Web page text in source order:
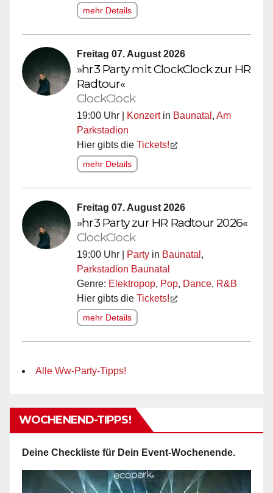
mehr Details
Freitag 07. August 2026
»hr3 Party mit ClockClock zur HR
Radtour«
ClockClock
19:00 Uhr | Konzertin Baunatal , Am
Parkstadion
Hier gibts die Tickets!
mehr Details
Freitag 07. August 2026
»hr3 Party zur HR Radtour 2026«
ClockClock
19:00 Uhr | Party in Baunatal ,
Parkstadion Baunatal
Genre: Elektropop, Pop, Dance, R&B
Hier gibts die Tickets!
mehr Details
Alle Ww-Party-Tipps!
WOCHENEND-TIPPS!
Deine Checkliste für Dein Event-Wochenende.